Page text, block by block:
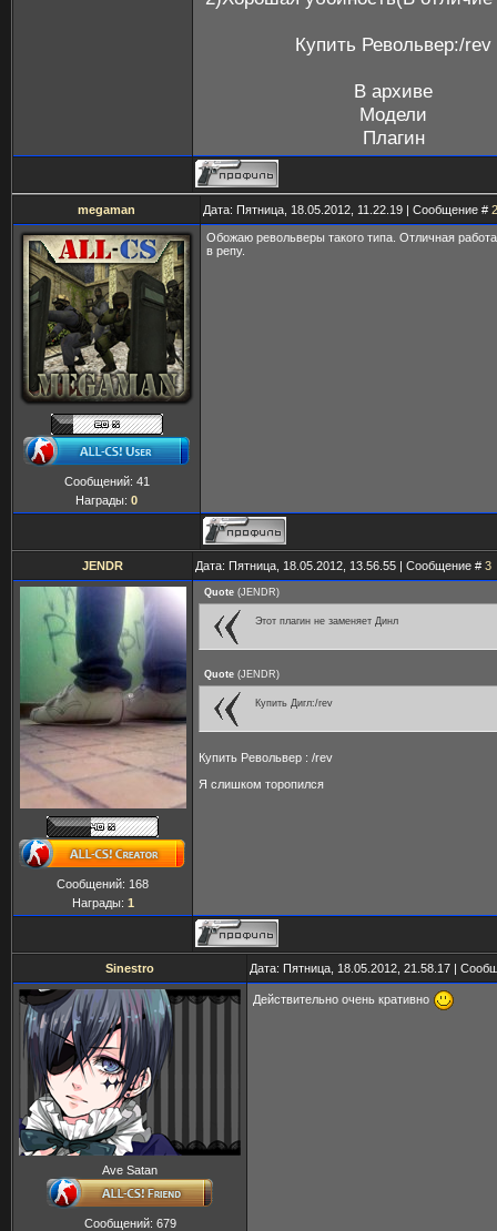
Купить Револьвер:/rev
В архиве
Модели
Плагин
megaman Дата: Пятница, 18.05.2012, 11.22.19 | Сообщение # 2
Сообщений: 41
Награды: 0
Обожаю револьверы такого типа. Отличная
в репу.
JENDR Дата: Пятница, 18.05.2012, 13.56.55 | Сообщение # 3
Сообщений: 168
Награды: 1
Quote (JENDR)
Этот плагин не заменяет Динл
Quote (JENDR)
Купить Дигл:/rev
Купить Револьвер : /rev
Я слишком торопился
Sinestro Дата: Пятница, 18.05.2012, 21.58.17 |
Ave Satan
Сообщений: 679
Действительно очень кративно